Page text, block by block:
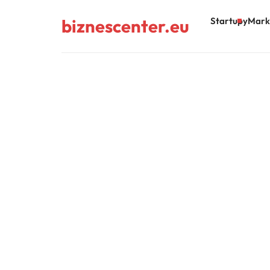
biznescenter.eu Startupy